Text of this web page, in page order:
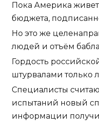
Пока Америка
бюджета,
Но это же
людей и отъём
Гордость
штурвалами только
Специалисты
испытаний новый
информации